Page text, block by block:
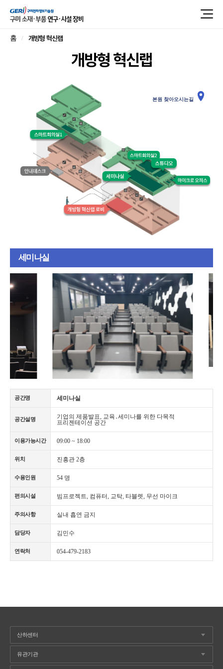
홈 개방형 혁신랩
개방형 혁신랩
본원 찾아오시는길
세미나실
공간명 세미나실
공간설명
기업의 제품발표, 교육․세미나를 위한 다목적
프리젠테이션 공간
이용가능시간 09:00 ~ 18:00
위치 진흥관 2층
수용인원 54 명
편의시설 빔프로젝트, 컴퓨터, 교탁, 타블렛, 무선 마이크
주의사항 실내 흡연 금지
담당자 김민수
연락처 054-479-2183